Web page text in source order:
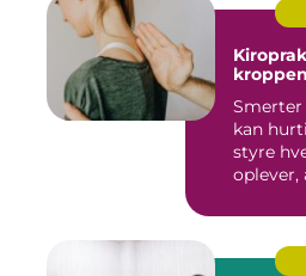
Smerter
kan
styre
oplever,